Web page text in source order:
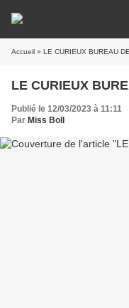
Accueil » LE CURIEUX BUREAU
LE CURIEUX
Publié le 12/03/2023 à 11:11
Par Miss Boll